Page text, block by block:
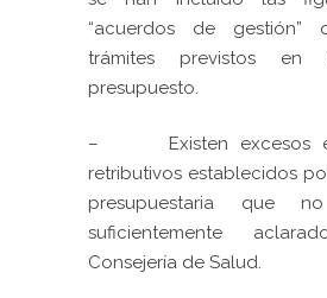
“acuerdos de gestión”
trámites previstos
presupuesto.
–
Existen excesos
retributivos establecidos
presupuestaria que
suficientemente
Consejería de Salud.